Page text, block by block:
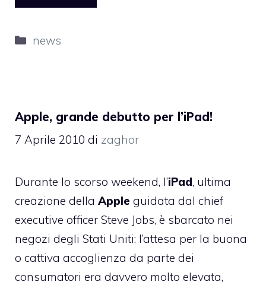
Categorie
news
Apple, grande debutto per l’iPad!
7 Aprile 2010 di zaghor
Durante lo scorso weekend, l’iPad, ultima
creazione della Apple guidata dal chief
executive officer Steve Jobs, è sbarcato nei
negozi degli Stati Uniti: l’attesa per la buona
o cattiva accoglienza da parte dei
consumatori era davvero molto elevata,